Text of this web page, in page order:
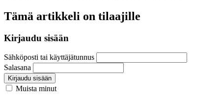
Tämä artikkeli on tilaajille
Kirjaudu sisään
Sähköposti tai käyttäjätunnus
Salasana
Kirjaudu sisään
Muista minut